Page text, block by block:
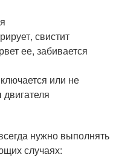
свистит
ее, забивается
или не
нужно выполнять
случаях: